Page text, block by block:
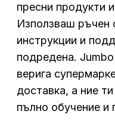
пресни продукти
Използваш ръчен
инструкции и
подредена.
верига
доставка, а ние ти
пълно обучение и